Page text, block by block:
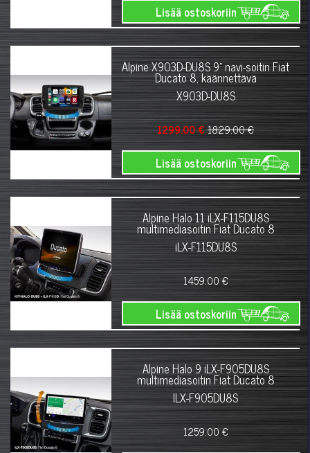
Lisää ostoskoriin
Alpine X903D-DU8S 9" navi-soitin Fiat
Ducato 8, käännettävä
X903D-DU8S
1299.00 €1829.00 €
Lisää ostoskoriin
Alpine Halo 11 iLX-F115DU8S
multimediasoitin Fiat Ducato 8
iLX-F115DU8S
1459.00 €
Lisää ostoskoriin
Alpine Halo 9 iLX-F905DU8S
multimediasoitin Fiat Ducato 8
ILX-F905DU8S
1259.00 €